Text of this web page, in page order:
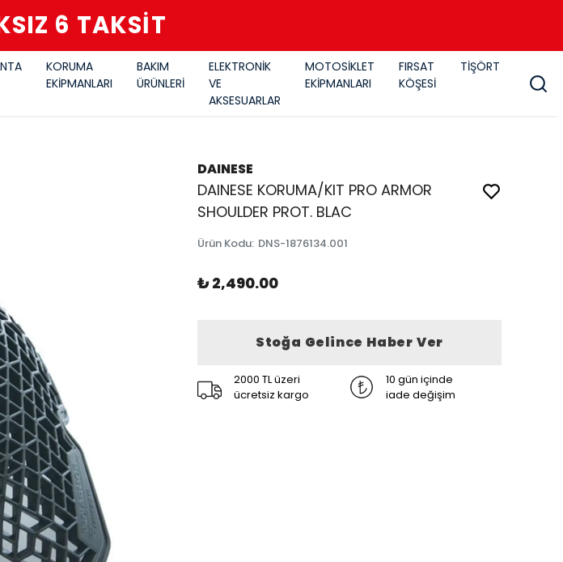
6 TAKSİT
KORUMA
EKİPMANLARI
BAKIM
ÜRÜNLERİ
ELEKTRONİK
VE
AKSESUARLAR
MOTOSİKLET
EKİPMANLARI
FIRSAT
KÖŞESİ
TİŞÖRT
DAINESE
DAINESE KORUMA/KIT PRO ARMOR
SHOULDER PROT. BLAC
Ürün Kodu: DNS-1876134.001
₺ 2,490.00
Stoğa Gelince Haber Ver
2000 TL üzeri
ücretsiz kargo
10 gün içinde
iade değişim